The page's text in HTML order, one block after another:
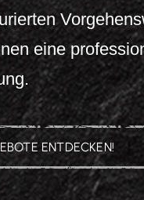
eine
ENTDECKEN!